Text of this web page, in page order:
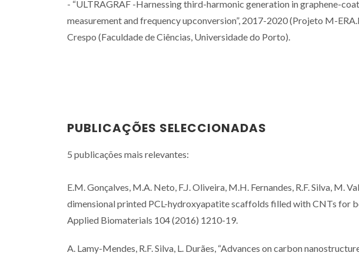
- “ULTRAGRAF -Harnessing third-harmonic generation in graphene-
measurement and frequency upconversion”, 2017-2020 (Projeto M-
Crespo (Faculdade de Ciências, Universidade do Porto).
PUBLICAÇÕES SELECCIONADAS
5 publicações mais relevantes:
E.M. Gonçalves, M.A. Neto, F.J. Oliveira, M.H. Fernandes, R.F. Silva, M.
dimensional printed PCL-hydroxyapatite scaffolds filled with CNTs for
Applied Biomaterials 104 (2016) 1210-19.
A. Lamy-Mendes, R.F. Silva, L. Durães, “Advances on carbon